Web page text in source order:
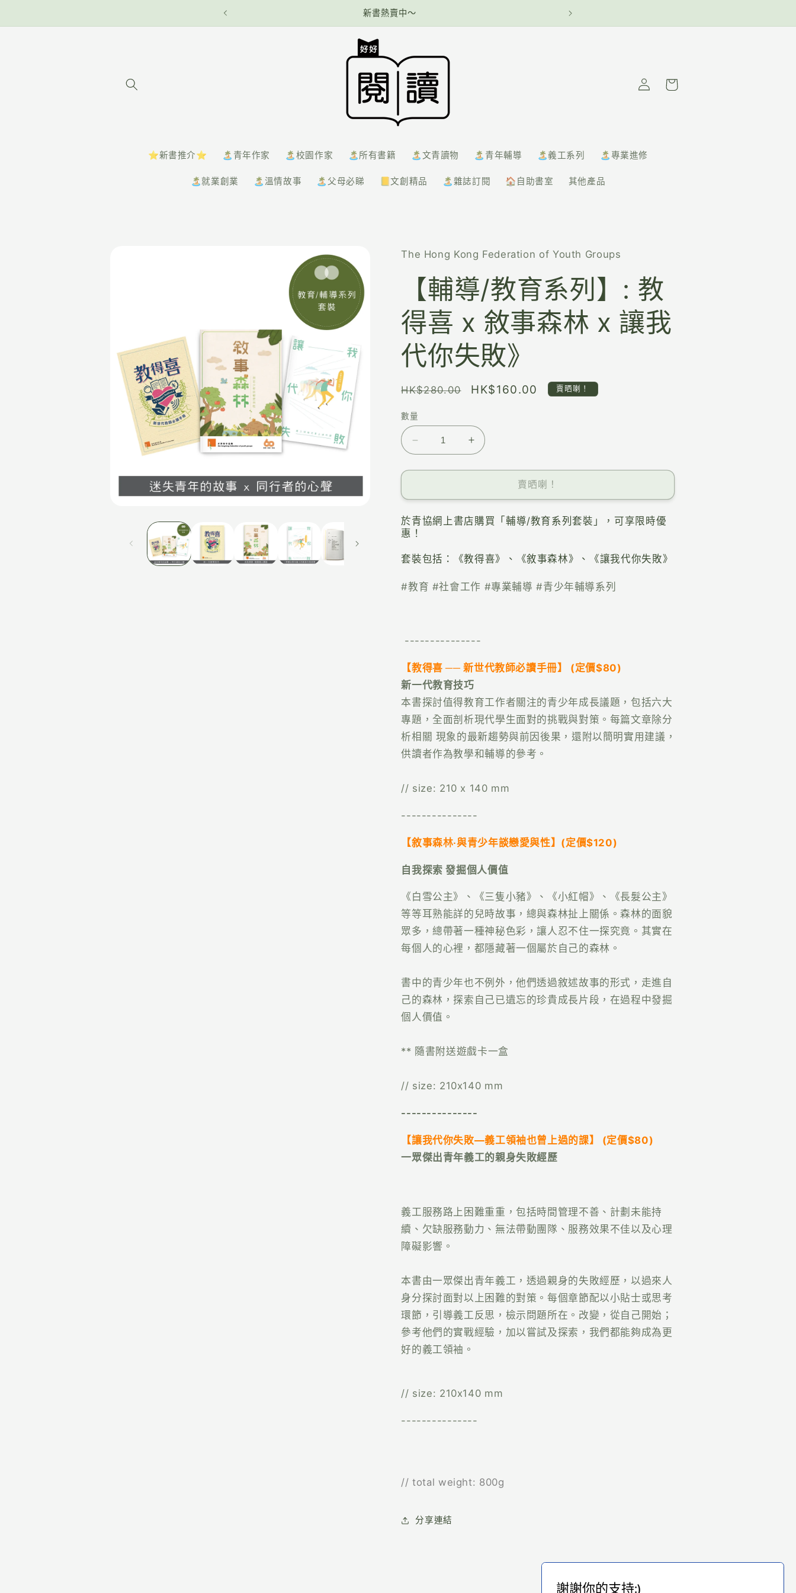
新書熱賣中～
⭐️新書推介⭐️ 🏝️青年作家 🏝️校園作家 🏝️所有書籍 🏝️文青讀物 🏝️青年輔導 🏝️義工系列 🏝️專業進修
🏝️就業創業 🏝️溫情故事 🏝️父母必睇 📒文創精品 🏝️雜誌訂閱 🏠自助書室 其他產品
物
The Hong Kong Federation of Youth Groups
【輔導/教育系列】: 教
得喜 x 敘事森林 x 讓我
代你失敗》
HK$280.00 HK$160.00 賣晒喇！
數量
賣晒喇！
於青協網上書店購買「輔導/教育系列套裝」，可享限時優
惠！
套裝包括：《教得喜》、《敘事森林》、《讓我代你失敗》
#教育 #社會工作 #專業輔導 #青少年輔導系列
---------------
【教得喜 ── 新世代教師必讀手冊】 (定價$80)
新一代教育技巧
本書探討值得教育工作者關注的青少年成長議題，包括六大
專題，全面剖析現代學生面對的挑戰與對策。每篇文章除分
析相關 現象的最新趨勢與前因後果，還附以簡明實用建議，
供讀者作為教學和輔導的參考。
// size: 210 x 140 mm
---------------
【敘事森林‧與青少年談戀愛與性】(定價$120)
自我探索 發掘個人價值
《白雪公主》、《三隻小豬》、《小紅帽》、《長髮公主》
等等耳熟能詳的兒時故事，總與森林扯上關係。森林的面貌
眾多，總帶著一種神秘色彩，讓人忍不住一探究竟。其實在
每個人的心裡，都隱藏著一個屬於自己的森林。
書中的青少年也不例外，他們透過敘述故事的形式，走進自
己的森林，探索自己已遺忘的珍貴成長片段，在過程中發掘
個人價值。
** 隨書附送遊戲卡一盒
// size: 210x140 mm
---------------
【讓我代你失敗—義工領袖也曾上過的課】 (定價$80)
一眾傑出青年義工的親身失敗經歷
義工服務路上困難重重，包括時間管理不善、計劃未能持
續、欠缺服務動力、無法帶動團隊、服務效果不佳以及心理
障礙影響。
本書由一眾傑出青年義工，透過親身的失敗經歷，以過來人
身分探討面對以上困難的對策。每個章節配以小貼士或思考
環節，引導義工反思，檢示問題所在。改變，從自己開始；
參考他們的實戰經驗，加以嘗試及探索，我們都能夠成為更
好的義工領袖。
// size: 210x140 mm
---------------
// total weight: 800g
分享連結